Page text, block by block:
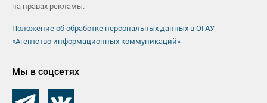
на правах рекламы.
Положение об обработке персональных данных в ОГАУ
«Агентство информационных коммуникаций»
Мы в соцсетях